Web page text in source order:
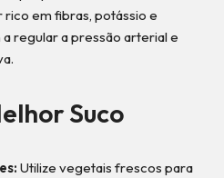
rico em fibras, potássio e
regular a pressão arterial e
Suco
Utilize vegetais frescos para